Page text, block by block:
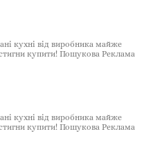
кухні від виробника майже
купити! Пошукова Реклама
кухні від виробника майже
купити! Пошукова Реклама